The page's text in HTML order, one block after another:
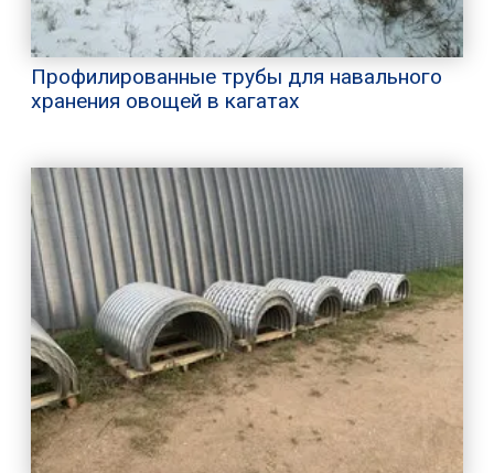
Профилированные трубы для навального
хранения овощей в кагатах